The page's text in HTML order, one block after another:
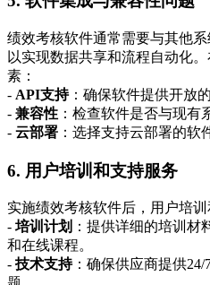
绩效考核软件通常需要与其他系
以实现数据共享和流程自动化
素：
- API支持：确保软件提供开放
- 兼容性 ：检查软件是否与现有
- 云部署 ：选择支持云部署的软
6. 用户培训和支持服务
实施绩效考核软件后，用户培训
- 培训计划 ：提供详细的培训
和在线课程。
- 技术支持：确保供应商提供